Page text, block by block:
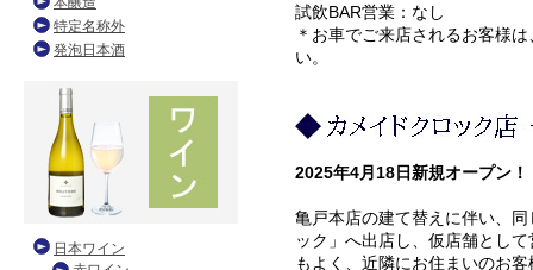
試飲BAR営業：なし
＊お車でご来店されるお客様
い。
2025年4月18日新規オープン！
亀戸本店の建て替えに伴い、
ック」へ出店し、仮店舗とし
もよく、近隣にお住まいのお